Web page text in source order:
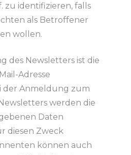
zu identifizieren, falls
als Betroffener
wollen.
des Newsletters ist die
Adresse
der Anmeldung zum
werden die
Daten
diesen Zweck
können auch